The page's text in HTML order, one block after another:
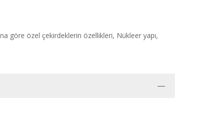
göre özel çekirdeklerin özellikleri, Nükleer yapı,